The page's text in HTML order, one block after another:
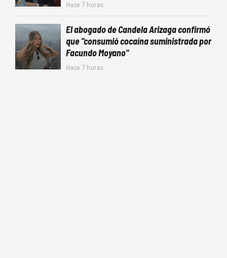
Hace 7 horas
El abogado de Candela Arizaga confirmó
que "consumió cocaína suministrada por
Facundo Moyano"
Hace 7 horas